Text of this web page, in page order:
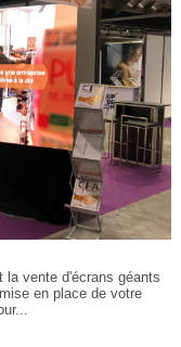
la vente d'écrans géants
en place de votre